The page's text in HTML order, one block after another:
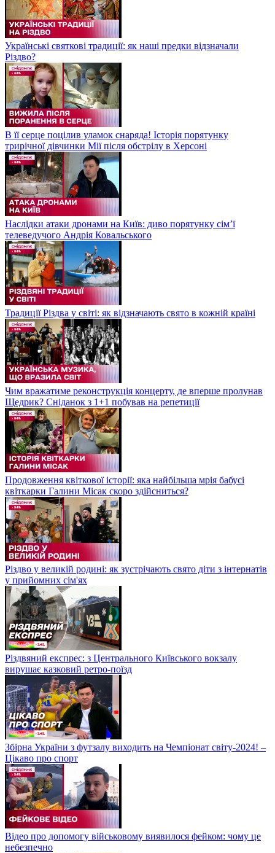
Українські святкові традиції: як наші предки відзначали
Різдво?
В її серце поцілив уламок снаряда! Історія порятунку
трирічної дівчинки Мії після обстрілу в Херсоні
Наслідки атаки дронами на Київ: диво порятунку сім’ї
телеведучого Андрія Ковальського
Традиції Різдва у світі: як відзначають свято в кожній країні
Чим вражатиме реконструкція концерту, де вперше пролунав
Щедрик? Сніданок з 1+1 побував на репетиції
Продовження квіткової історії: яка найбільша мрія бабусі
квіткарки Галини Місак скоро здійсниться?
Різдво у великій родині: як зустрічають свято діти з інтернатів
у прийомних сім'ях
Різдвяний експрес: з Центрального Київського вокзалу
вирушає казковий ретро-поїзд
Збірна України з футзалу виходить на Чемпіонат світу-2024! –
Цікаво про спорт
Відео про допомогу військовому виявилося фейком: чому це
небезпечно